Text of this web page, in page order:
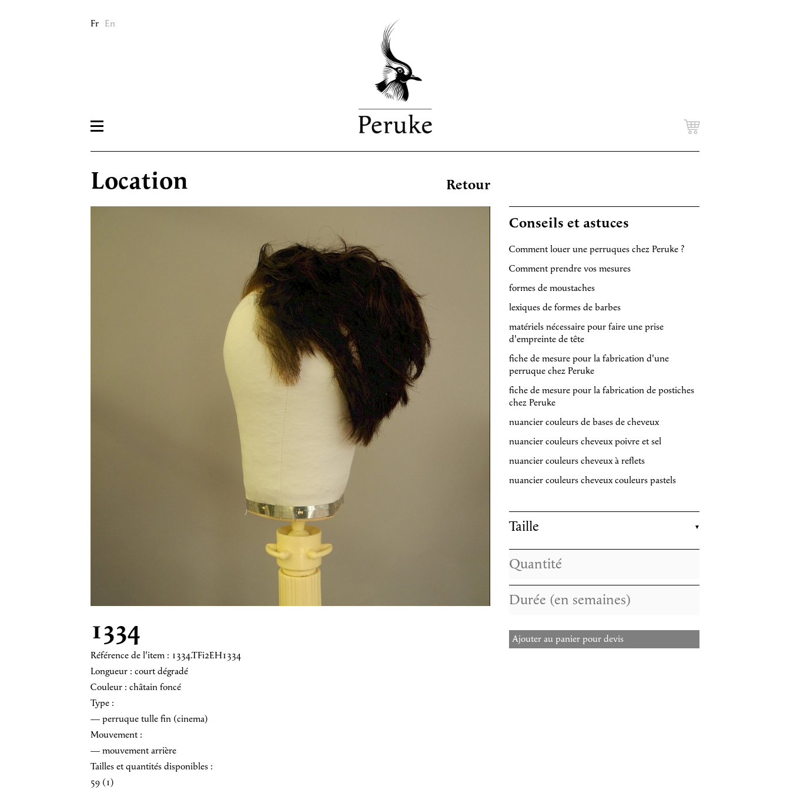
Fr En
Location Retour
1334
Référence de l'item : 1334.TFi2EH1334
Longueur : court dégradé
Couleur : châtain foncé
Type :
— perruque tulle fin (cinema)
Mouvement :
— mouvement arrière
Tailles et quantités disponibles :
59 (1)
Conseils et astuces
Comment louer une perruques chez Peruke ?
Comment prendre vos mesures
formes de moustaches
lexiques de formes de barbes
matériels nécessaire pour faire une prise
d'empreinte de tête
fiche de mesure pour la fabrication d'une
perruque chez Peruke
fiche de mesure pour la fabrication de postiches
chez Peruke
nuancier couleurs de bases de cheveux
nuancier couleurs cheveux poivre et sel
nuancier couleurs cheveux à reflets
nuancier couleurs cheveux couleurs pastels
Taille
Ajouter au panier pour devis